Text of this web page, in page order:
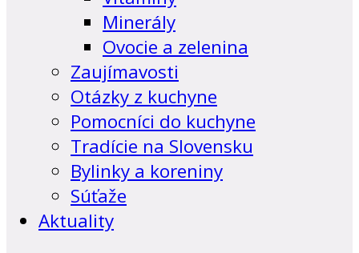
Minerály
Ovocie a zelenina
Zaujímavosti
Otázky z kuchyne
Pomocníci do kuchyne
Tradície na Slovensku
Bylinky a koreniny
Súťaže
Aktuality